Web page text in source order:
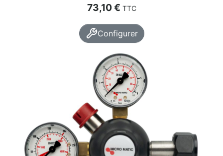
Prix
73,10 € TTC
Configurer